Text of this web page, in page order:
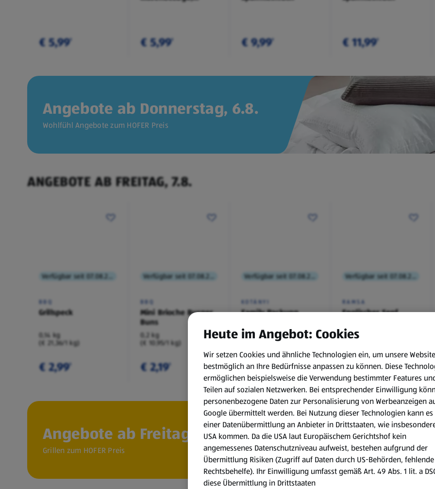
€ 5,99¹ € 5,99¹ € 9,99¹ € 11,99¹
Angebote ab Donnerstag, 6.8.
Wohlfühl Angebote zum HOFER Preis
ANGEBOTE AB FREITAG, 7.8.
BBQ
Grillspeck
0,14 kg
(€ 21,36/1 kg)
€ 2,99¹
BBQ
Mini Brioche Burger
Buns
0,2 kg
(€ 10,95/1 kg)
€ 2,19¹
KOTÁNYI
Family Packung,
Würzmischung
€ 2,49¹
RAMSA
Englischer Senf
0,1 kg
€ 0,99¹˒² € 1,29
Angebote ab Freitag, 7.8.
Grillen zum HOFER Preis
Heute im Angebot: Cookies
Wir setzen Cookies und ähnliche Technologien ein, um unsere Website
bestmöglich an Ihre Bedürfnisse anpassen zu können. Diese
ermöglichen beispielsweise die Verwendung bestimmter Features
Teilen auf sozialen Netzwerken. Bei entsprechender Einwilligung
personenbezogene Daten zur Personalisierung von Werbeanzeigen
Google übermittelt werden. Bei Nutzung dieser Technologien kann es
einer Datenübermittlung an Anbieter in Drittstaaten, wie
USA kommen. Da die USA laut Europäischem Gerichtshof kein
angemessenes Datenschutzniveau aufweist, bestehen aufgrund der
Übermittlung Risiken (Zugriff auf Daten durch US-Behörden, fehlende
Rechtsbehelfe). Ihr Einwilligung umfasst gemäß Art. 49 Abs. 1 lit. a
diese Übermittlung in Drittstaaten